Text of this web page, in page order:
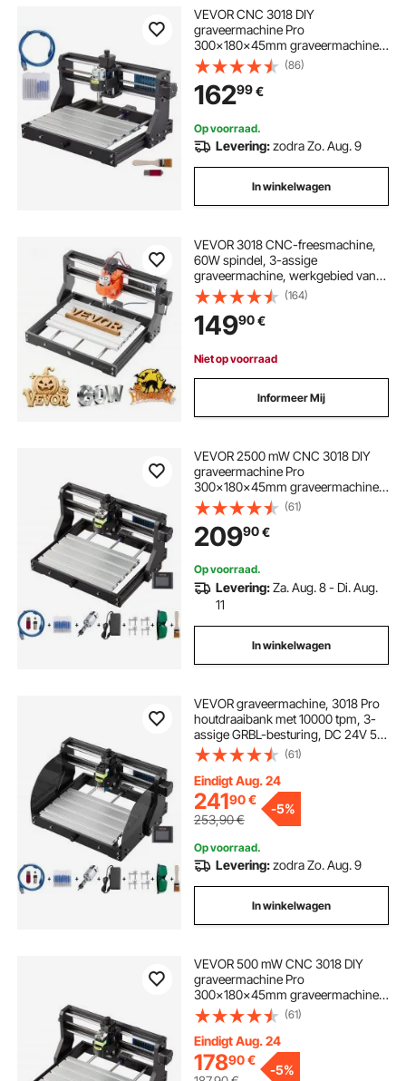
VEVOR CNC 3018 DIY
graveermachine Pro
300x180x45mm graveermachine
3-assige minigraveermachine met
GRBL-besturingskaart en offline
controller
(86)
16299€
Op voorraad.
Levering:zodra Zo. Aug. 9
In winkelwagen
VEVOR 3018 CNC-freesmachine,
60W spindel, 3-assige
graveermachine, werkgebied van
300x180x40 mm, behuizing van
aluminiumlegering, voor het
graveren en snijden van hout en
acryl.
(164)
14990€
Niet op voorraad
Informeer Mij
VEVOR 2500 mW CNC 3018 DIY
graveermachine Pro
300x180x45mm graveermachine
3-assige minigraveermachine met
GRBL-besturingskaart en offline
controller
(61)
20990€
Op voorraad.
Levering:Za. Aug. 8 - Di. Aug.
11
In winkelwagen
VEVOR graveermachine, 3018 Pro
houtdraaibank met 10000 tpm, 3-
assige GRBL-besturing, DC 24V 5A,
aluminium profiel- en
bakeliethoutdraaibank, CNC-
graveermachine, graveermachine
300 x 180 x 45 mm
(61)
Eindigt Aug. 24
24190€
253,90€
-5%
Op voorraad.
Levering:zodra Zo. Aug. 9
In winkelwagen
VEVOR 500 mW CNC 3018 DIY
graveermachine Pro
300x180x45mm graveermachine
3-assige minigraveermachine met
GRBL-besturingskaart en offline
controller
(61)
Eindigt Aug. 24
17890€
-5%